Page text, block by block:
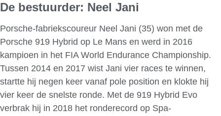
De bestuurder: Neel Jani
Porsche-fabriekscoureur Neel Jani (35) won met de
Porsche 919 Hybrid op Le Mans en werd in 2016
kampioen in het FIA World Endurance Championship.
Tussen 2014 en 2017 wist Jani vier races te winnen,
startte hij negen keer vanaf pole position en klokte hij
vier keer de snelste ronde. Met de 919 Hybrid Evo
verbrak hij in 2018 het ronderecord op Spa-